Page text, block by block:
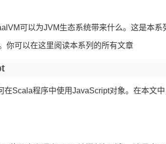
可以为JVM生态系统带来什么。这是本
你可以在这里阅读本系列的所有文章
在Scala程序中使用JavaScript对象。在本文